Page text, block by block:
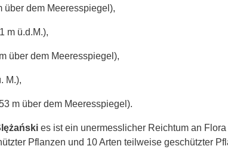
über dem Meeresspiegel),
m ü.d.M.),
über dem Meeresspiegel),
M.),
m über dem Meeresspiegel).
es ist ein unermesslicher Reichtum an
Pflanzen und 10 Arten teilweise geschützter